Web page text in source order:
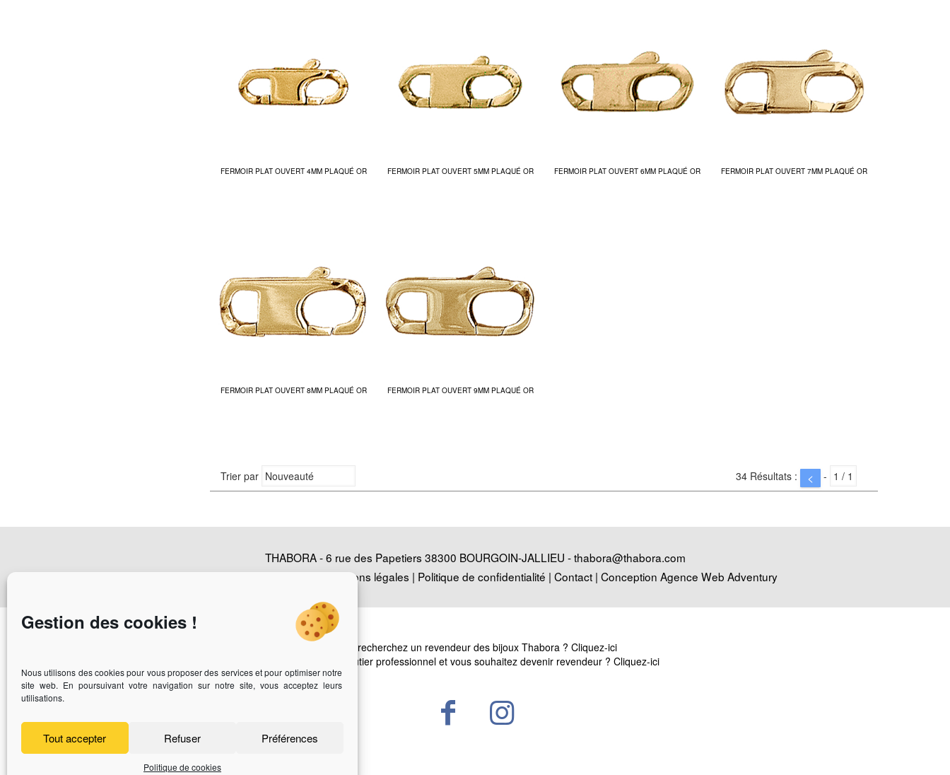
Gestion des cookies !
Nous utilisons des cookies pour vous proposer des services et pour optimiser notre
site web. En poursuivant votre navigation sur notre site, vous acceptez leurs
utilisations.
Tout accepter Refuser Préférences
Politique de cookies
FERMOIR PLAT OUVERT 4MM PLAQUÉ OR FERMOIR PLAT OUVERT 5MM PLAQUÉ OR FERMOIR PLAT OUVERT 6MM PLAQUÉ OR FERMOIR PLAT OUVERT 7MM PLAQUÉ OR
FERMOIR PLAT OUVERT 8MM PLAQUÉ OR FERMOIR PLAT OUVERT 9MM PLAQUÉ OR
Trier par 34 Résultats : < -
THABORA - 6 rue des Papetiers 38300 BOURGOIN-JALLIEU -thabora@thabora.com
Nos Catalogues|Plan du site|Mentions légales | Politique de confidentialité | Contact | Conception Agence Web Adventury
Vous recherchez un revendeur des bijoux Thabora ? Cliquez-ici
Vous êtes bijoutier professionnel et vous souhaitez devenir revendeur ? Cliquez-ici